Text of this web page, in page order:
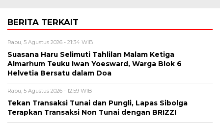
BERITA TERKAIT
Rabu, 5 Agustus 2026 - 21:34 WIB
Suasana Haru Selimuti Tahlilan Malam Ketiga
Almarhum Teuku Iwan Yoesward, Warga Blok 6
Helvetia Bersatu dalam Doa
Rabu, 5 Agustus 2026 - 12:59 WIB
Tekan Transaksi Tunai dan Pungli, Lapas Sibolga
Terapkan Transaksi Non Tunai dengan BRIZZI